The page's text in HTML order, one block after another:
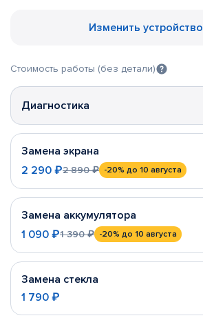
Изменить устройство
Стоимость работы (без детали)
Диагностика
Замена экрана
2 290 ₽2 890 ₽ -20% до 10 августа
Замена аккумулятора
1 090 ₽1 390 ₽ -20% до 10 августа
Замена стекла
1 790 ₽